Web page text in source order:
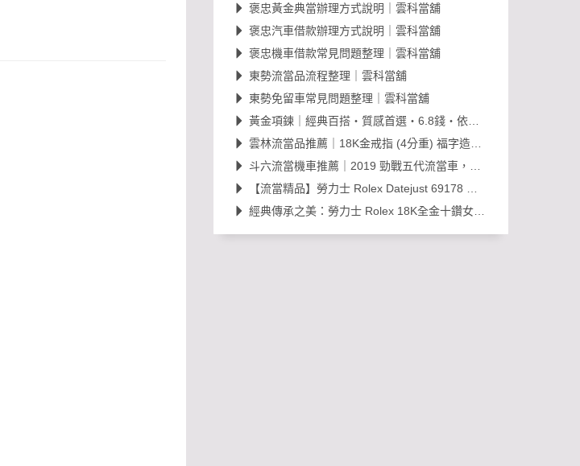
褒忠黃金典當辦理方式說明｜雲科當舖
褒忠汽車借款辦理方式說明｜雲科當舖
褒忠機車借款常見問題整理｜雲科當舖
東勢流當品流程整理｜雲科當舖
東勢免留車常見問題整理｜雲科當舖
黃金項鍊｜經典百搭・質感首選・6.8錢・依當日金價販售，免工錢更划算
雲林流當品推薦｜18K金戒指 (4分重) 福字造型開運金飾，日常百搭超值選！
斗六流當機車推薦｜2019 勁戰五代流當車，里程約 38,000km，可現場賞車議價
【流當精品】勞力士 Rolex Datejust 69178 經典 18K 金鑽石女錶｜原裝 203
經典傳承之美：勞力士 Rolex 18K全金十鑽女錶，搭載 Cal. 2030 機芯的黃金年代